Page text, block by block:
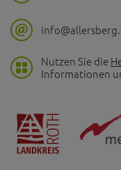
Nutzen Sie die
Informationen